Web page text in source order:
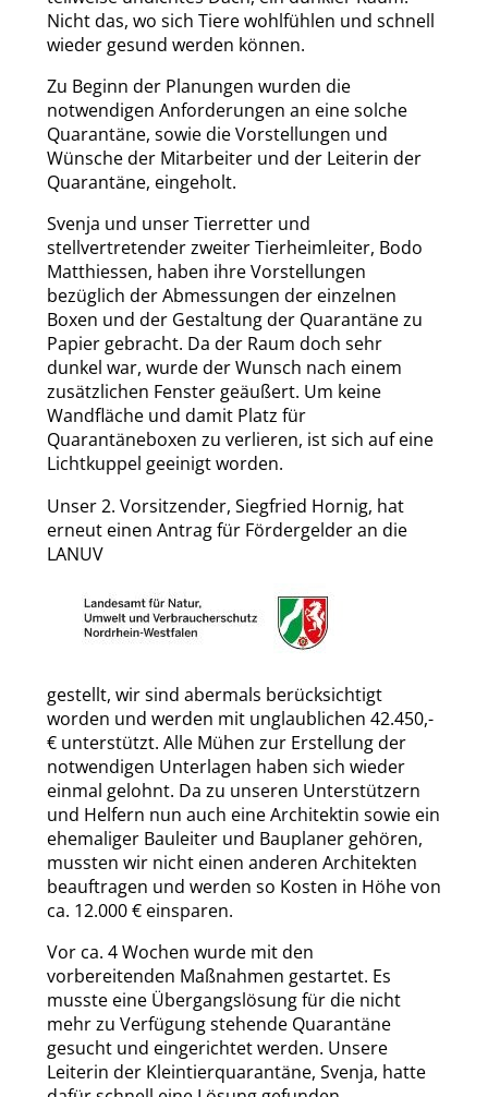
Nicht das, wo sich Tiere wohlfühlen und schnell
wieder gesund werden können.
Zu Beginn der Planungen wurden die
notwendigen Anforderungen an eine solche
Quarantäne, sowie die Vorstellungen und
Wünsche der Mitarbeiter und der Leiterin der
Quarantäne, eingeholt.
Svenja und unser Tierretter und
stellvertretender zweiter Tierheimleiter, Bodo
Matthiessen, haben ihre Vorstellungen
bezüglich der Abmessungen der einzelnen
Boxen und der Gestaltung der Quarantäne zu
Papier gebracht. Da der Raum doch sehr
dunkel war, wurde der Wunsch nach einem
zusätzlichen Fenster geäußert. Um keine
Wandfläche und damit Platz für
Quarantäneboxen zu verlieren, ist sich auf eine
Lichtkuppel geeinigt worden.
Unser 2. Vorsitzender, Siegfried Hornig, hat
erneut einen Antrag für Fördergelder an die
LANUV
gestellt, wir sind abermals berücksichtigt
worden und werden mit unglaublichen 42.450,-
€ unterstützt. Alle Mühen zur Erstellung der
notwendigen Unterlagen haben sich wieder
einmal gelohnt. Da zu unseren Unterstützern
und Helfern nun auch eine Architektin sowie ein
ehemaliger Bauleiter und Bauplaner gehören,
mussten wir nicht einen anderen Architekten
beauftragen und werden so Kosten in Höhe von
ca. 12.000 € einsparen.
Vor ca. 4 Wochen wurde mit den
vorbereitenden Maßnahmen gestartet. Es
musste eine Übergangslösung für die nicht
mehr zu Verfügung stehende Quarantäne
gesucht und eingerichtet werden. Unsere
Leiterin der Kleintierquarantäne, Svenja, hatte